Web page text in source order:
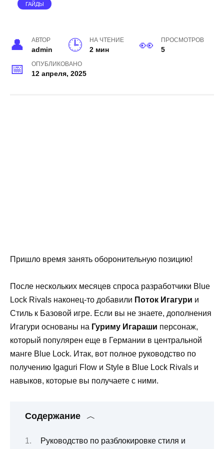
ГАЙДЫ
АВТОР
admin
НА ЧТЕНИЕ
2 мин
ПРОСМОТРОВ
5
ОПУБЛИКОВАНО
12 апреля, 2025
Пришло время занять оборонительную позицию!
После нескольких месяцев спроса разработчики Blue
Lock Rivals наконец-то добавили Поток Игагури и
Стиль к Базовой игре. Если вы не знаете, дополнения
Игагури основаны на Гуриму Игараши персонаж,
который популярен еще в Германии в центральной
манге Blue Lock. Итак, вот полное руководство по
получению Igaguri Flow и Style в Blue Lock Rivals и
навыков, которые вы получаете с ними.
Содержание
Руководство по разблокировке стиля и